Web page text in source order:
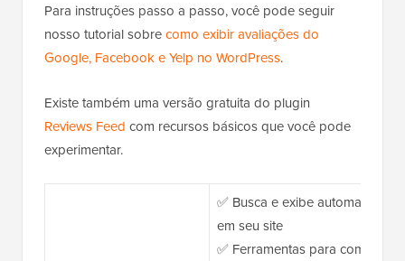
Para instruções passo a passo, você pode seguir
nosso tutorial sobrecomo exibir avaliações do
Google, Facebook e Yelp no WordPress.
Existe também uma versão gratuita do plugin
Reviews Feed com recursos básicos que você pode
experimentar.
✅ Busca e exibe
em seu site
✅ Ferramentas para combinar